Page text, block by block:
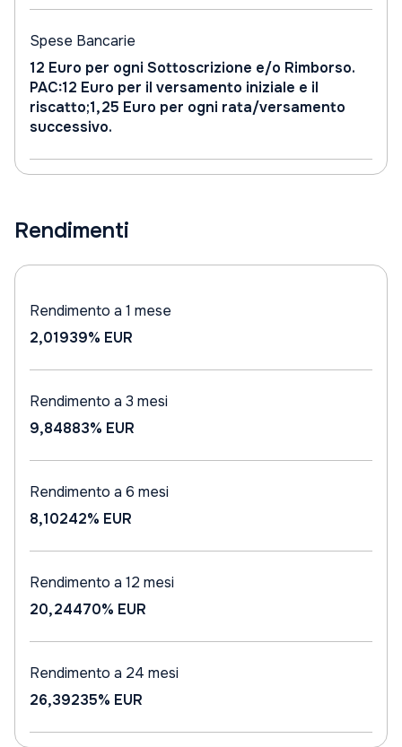
Spese Bancarie
12 Euro per ogni Sottoscrizione e/o Rimborso.
PAC:12 Euro per il versamento iniziale e il
riscatto;1,25 Euro per ogni rata/versamento
successivo.
Rendimenti
Rendimento a 1 mese
2,01939% EUR
Rendimento a 3 mesi
9,84883% EUR
Rendimento a 6 mesi
8,10242% EUR
Rendimento a 12 mesi
20,24470% EUR
Rendimento a 24 mesi
26,39235% EUR